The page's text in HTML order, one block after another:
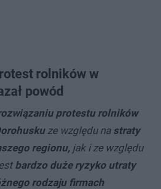
rolników w
powód
protestu rolników
ze względu na straty
regionu, jak i ze względu
bardzo duże ryzyko utraty
rodzaju firmach